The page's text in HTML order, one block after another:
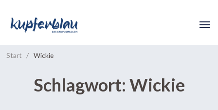
Start / Wickie
Schlagwort: Wickie